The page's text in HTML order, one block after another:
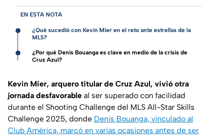
EN ESTA NOTA
¿Qué sucedió con Kevin Mier en el reto ante estrellas de la
MLS?
¿Por qué Denis Bouanga es clave en medio de la crisis de
Cruz Azul?
Kevin Mier, arquero titular de Cruz Azul, vivió otra
jornada desfavorable al ser superado con facilidad
durante el Shooting Challenge del MLS All-Star Skills
Challenge 2025, donde Denis Bouanga, vinculado al
Club América, marcó en varias ocasiones antes de ser